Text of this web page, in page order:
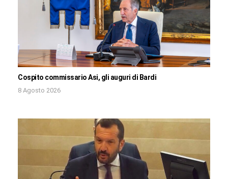
Cospito commissario Asi, gli auguri di Bardi
8 Agosto 2026